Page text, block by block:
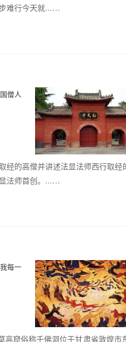
难行今天就...…
经的高僧并讲述法显法师西行取经
法师首创。...…
窟俗称千佛洞位于甘肃省敦煌市